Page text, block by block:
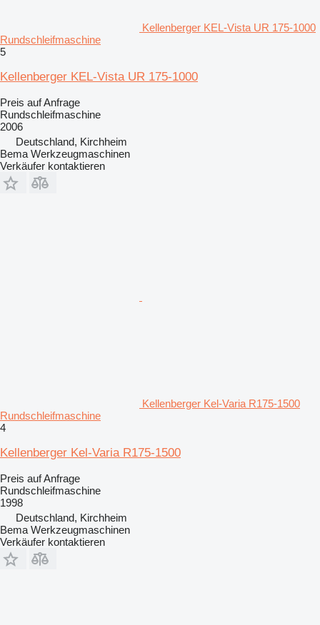
Kellenberger KEL-Vista UR 175-1000
Rundschleifmaschine
5
Kellenberger KEL-Vista UR 175-1000
Preis auf Anfrage
Rundschleifmaschine
2006
Deutschland, Kirchheim
Bema Werkzeugmaschinen
Verkäufer kontaktieren
Kellenberger Kel-Varia R175-1500
Rundschleifmaschine
4
Kellenberger Kel-Varia R175-1500
Preis auf Anfrage
Rundschleifmaschine
1998
Deutschland, Kirchheim
Bema Werkzeugmaschinen
Verkäufer kontaktieren